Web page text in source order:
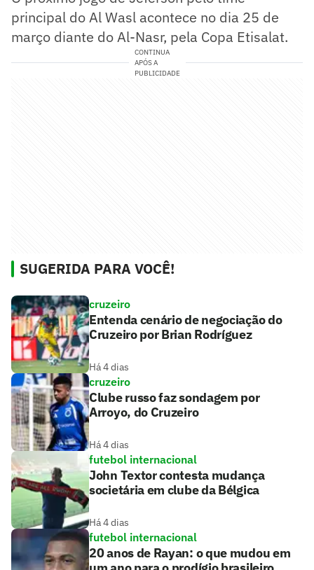
principal do Al Wasl acontece no dia 25 de
março diante do Al-Nasr, pela Copa Etisalat.
CONTINUA
APÓS A
PUBLICIDADE
SUGERIDA PARA VOCÊ!
cruzeiro
Entenda cenário de negociação do
Cruzeiro por Brian Rodríguez
Há 4 dias
cruzeiro
Clube russo faz sondagem por
Arroyo, do Cruzeiro
Há 4 dias
futebol internacional
John Textor contesta mudança
societária em clube da Bélgica
Há 4 dias
futebol internacional
20 anos de Rayan: o que mudou em